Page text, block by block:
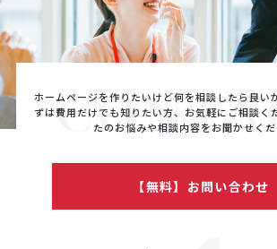
ホームページを作りたいけど何を相談したら良い
ずは費用だけでも知りたい方、 お気軽にご相談く
たのお悩みや相談内容をお聞かせくだ
【無料】お問い合わせ